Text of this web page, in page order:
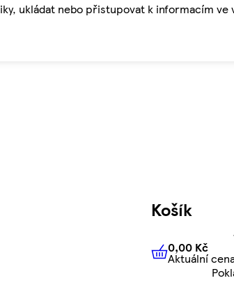
ukládat nebo přistupovat k informacím ve
Košík
0,00 Kč
0,00 Kč
Aktuální